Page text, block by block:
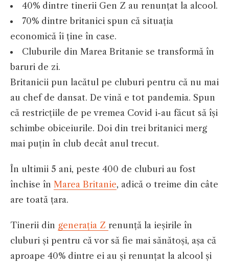
40% dintre tinerii Gen Z au renunțat la alcool.
70% dintre britanici spun că situația
economică îi ține în case.
Cluburile din Marea Britanie se transformă în
baruri de zi.
Britanicii pun lacătul pe cluburi pentru că nu mai
au chef de dansat. De vină e tot pandemia. Spun
că restricțiile de pe vremea Covid i-au făcut să își
schimbe obiceiurile. Doi din trei britanici merg
mai puțin în club decât anul trecut.
În ultimii 5 ani, peste 400 de cluburi au fost
închise în Marea Britanie, adică o treime din câte
are toată țara.
Tinerii din generația Z renunță la ieșirile în
cluburi și pentru că vor să fie mai sănătoși, așa că
aproape 40% dintre ei au și renunțat la alcool și